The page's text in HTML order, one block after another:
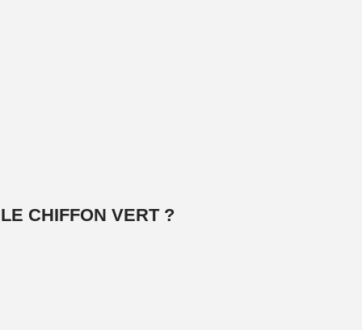
CHIFFON VERT ?